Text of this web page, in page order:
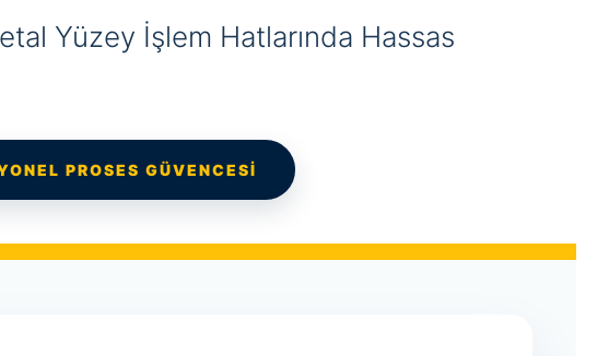
Yüzey İşlem Hatlarında Hassas
PROSES GÜVENCESİ